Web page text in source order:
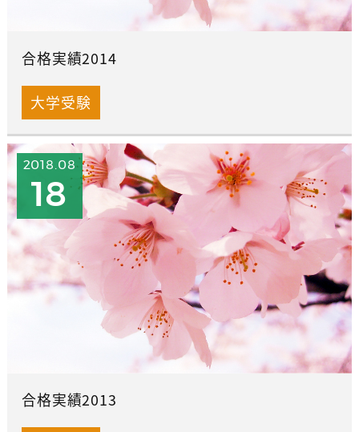
合格実績2014
大学受験
2018.08
18
合格実績2013